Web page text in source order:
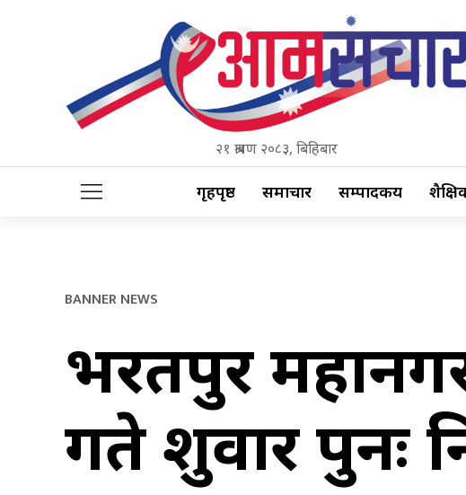
२१ श्रावण २०८३, बिहिबार
गृहपृष्ठ समाचार सम्पादकीय
BANNER NEWS
भरतपुर
गते शुक्रवार पुनः